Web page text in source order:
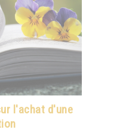
l'achat d'une